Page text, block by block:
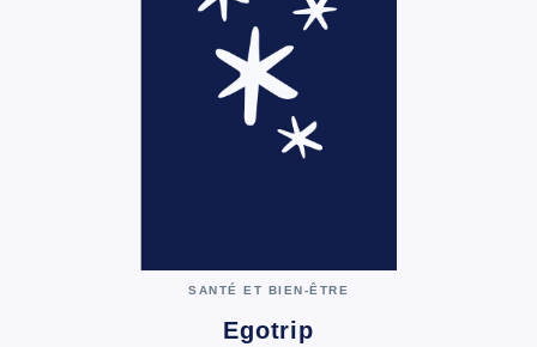
SANTÉ ET BIEN-ÊTRE
Egotrip